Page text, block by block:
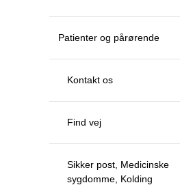
Patienter og pårørende
Kontakt os
Find vej
Sikker post, Medicinske
sygdomme, Kolding